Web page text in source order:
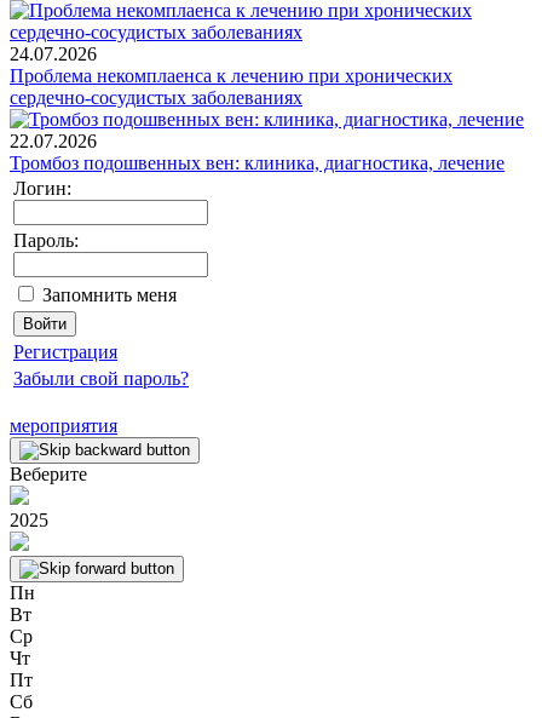
24.07.2026
Проблема некомплаенса к лечению при хронических
сердечно-сосудистых заболеваниях
22.07.2026
Тромбоз подошвенных вен: клиника, диагностика, лечение
Логин:
Пароль:
Запомнить меня
Регистрация
Забыли свой пароль?
мероприятия
Веберите
2025
Пн
Вт
Ср
Чт
Пт
Сб